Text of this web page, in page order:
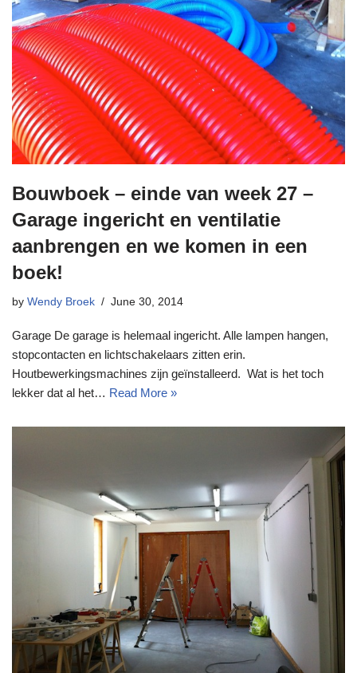
Bouwboek – einde van week 27 –
Garage ingericht en ventilatie
aanbrengen en we komen in een
boek!
by Wendy Broek June 30, 2014
Garage De garage is helemaal ingericht. Alle lampen hangen,
stopcontacten en lichtschakelaars zitten erin.
Houtbewerkingsmachines zijn geïnstalleerd. Wat is het toch
lekker dat al het… Read More »